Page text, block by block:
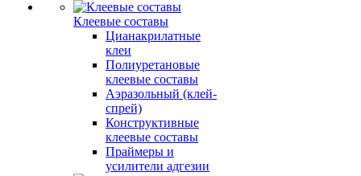
Клеевые составы
Цианакрилатные
клеи
Полиуретановые
клеевые составы
Аэразольный (клей-
спрей)
Конструктивные
клеевые составы
Праймеры и
усилители адгезии